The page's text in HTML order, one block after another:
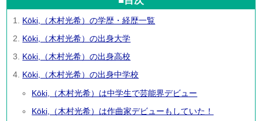
Kōki,（木村光希）の学歴・経歴一覧
Kōki,（木村光希）の出身大学
Kōki,（木村光希）の出身高校
Kōki,（木村光希）の出身中学校
Kōki,（木村光希）は中学生で芸能界デビュー
Kōki,（木村光希）は作曲家デビューもしていた！